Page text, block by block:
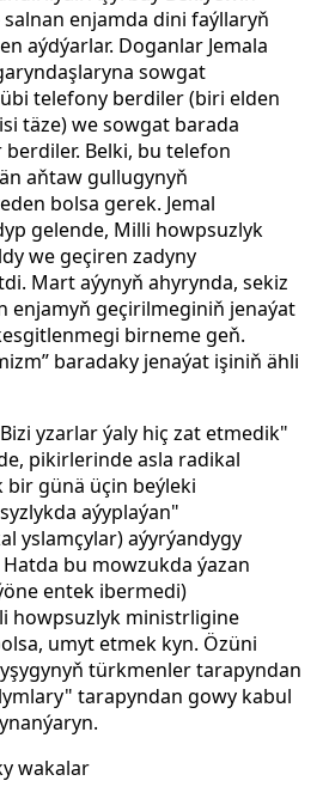
enjamda dini faýllaryň
aýdýarlar. Doganlar Jemala
sowgat
telefony berdiler (biri elden
täze) we sowgat barada
Belki, bu telefon
aňtaw gullugynyň
bolsa gerek. Jemal
gelende, Milli howpsuzlyk
we geçiren zadyny
Mart aýynyň ahyrynda, sekiz
enjamyň geçirilmeginiň jenaýat
birneme geň.
baradaky jenaýat işiniň ähli
yzarlar ýaly hiç zat etmedik"
pikirlerinde asla radikal
günä üçin beýleki
aýyplaýan"
yslamçylar) aýyrýandygy
bu mowzukda ýazan
entek ibermedi)
howpsuzlyk ministrligine
umyt etmek kyn. Özüni
türkmenler tarapyndan
tarapyndan gowy kabul
wakalar